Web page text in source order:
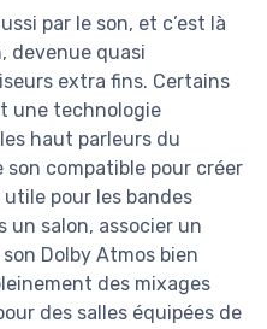
par le son, et c’est là
devenue quasi
extra fins. Certains
une technologie
haut parleurs du
compatible pour créer
pour les bandes
un salon, associer un
Dolby Atmos bien
des mixages
des salles équipées de